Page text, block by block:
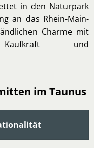
in den Naturpark
an das Rhein-Main-
Charme mit
Kaufkraft und
im Taunus